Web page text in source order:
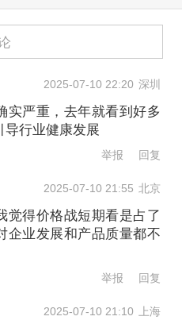
内卷’导致企业利润
’又要寻求压缩成
现一些问题，例如
商品和服务质量，
与高质量发展的初
称，因此，有必要
”行为，鼓励企业通
品吸引市场，实现
2025-07-10 22:20 深圳
实严重，去年就看到好多
导行业健康发展
举报 回复
2025-07-10 21:55 北京
觉得价格战短期看是占了
企业发展和产品质量都不
举报 回复
2025-07-10 21:10 上海